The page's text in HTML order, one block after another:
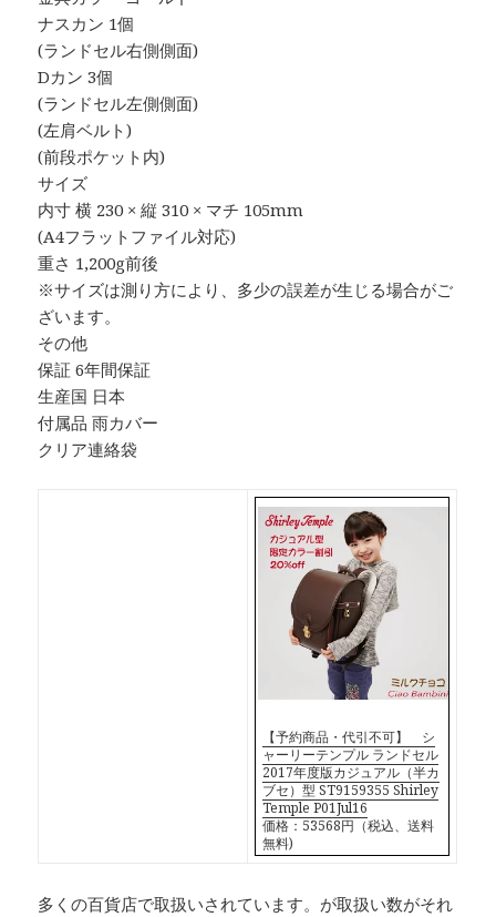
ナスカン 1個
(ランドセル右側側面)
Dカン 3個
(ランドセル左側側面)
(左肩ベルト)
(前段ポケット内)
サイズ
内寸 横 230 × 縦 310 × マチ 105mm
(A4フラットファイル対応)
重さ 1,200g前後
※サイズは測り方により、多少の誤差が生じる場合がご
ざいます。
その他
保証 6年間保証
生産国 日本
付属品 雨カバー
クリア連絡袋
【予約商品・代引不可】 シ
ャーリーテンプル ランドセル
2017年度版カジュアル（半カ
ブセ）型 ST9159355 Shirley
Temple P01Jul16
価格：53568円（税込、送料
無料)
多くの百貨店で取扱いされています。が取扱い数がそれ